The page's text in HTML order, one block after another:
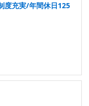
度充実/年間休日125